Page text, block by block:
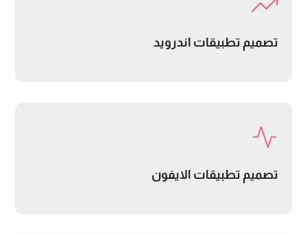
تصميم تطبيقات اندرويد
تصميم تطبيقات الايفون